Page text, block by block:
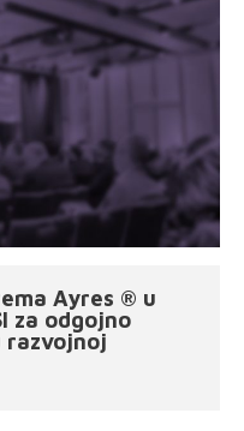
Ayres ® u
za odgojno
razvojnoj